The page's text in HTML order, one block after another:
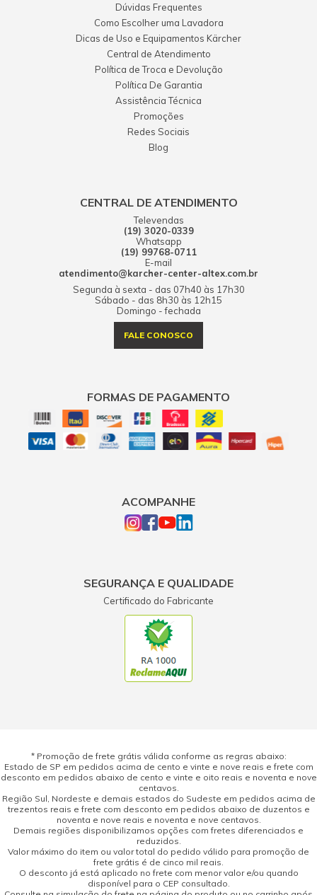
Dúvidas Frequentes
Como Escolher uma Lavadora
Dicas de Uso e Equipamentos Kärcher
Central de Atendimento
Política de Troca e Devolução
Política De Garantia
Assistência Técnica
Promoções
Redes Sociais
Blog
CENTRAL DE ATENDIMENTO
Televendas
(19) 3020-0339
Whatsapp
(19) 99768-0711
E-mail
atendimento@karcher-center-altex.com.br
Segunda à sexta - das 07h40 às 17h30
Sábado - das 8h30 às 12h15
Domingo - fechada
FALE CONOSCO
FORMAS DE PAGAMENTO
ACOMPANHE
SEGURANÇA E QUALIDADE
Certificado do Fabricante
* Promoção de frete grátis válida conforme as regras abaixo:
Estado de SP em pedidos acima de cento e vinte e nove reais e frete com
desconto em pedidos abaixo de cento e vinte e oito reais e noventa e nove
centavos.
Região Sul, Nordeste e demais estados do Sudeste em pedidos acima de
trezentos reais e frete com desconto em pedidos abaixo de duzentos e
noventa e nove reais e noventa e nove centavos.
Demais regiões disponibilizamos opções com fretes diferenciados e
reduzidos.
Valor máximo do item ou valor total do pedido válido para promoção de
frete grátis é de cinco mil reais.
O desconto já está aplicado no frete com menor valor e/ou quando
disponível para o CEP consultado.